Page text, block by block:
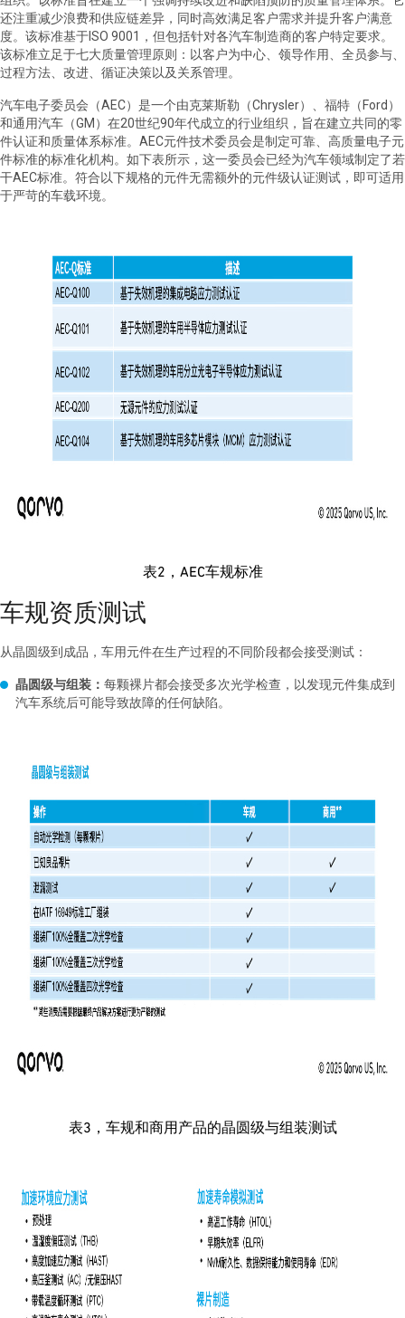
还注重减少浪费和供应链差异，同时高效满足客户需求并提升客户满意
度。该标准基于ISO 9001，但包括针对各汽车制造商的客户特定要求。
该标准立足于七大质量管理原则：以客户为中心、领导作用、全员参与、
过程方法、改进、循证决策以及关系管理。
汽车电子委员会（AEC）是一个由克莱斯勒（Chrysler）、福特（Ford）
和通用汽车（GM）在20世纪90年代成立的行业组织，旨在建立共同的零
件认证和质量体系标准。AEC元件技术委员会是制定可靠、高质量电子元
件标准的标准化机构。如下表所示，这一委员会已经为汽车领域制定了若
干AEC标准。符合以下规格的元件无需额外的元件级认证测试，即可适用
于严苛的车载环境。
表2，AEC车规标准
车规资质测试
从晶圆级到成品，车用元件在生产过程的不同阶段都会接受测试：
晶圆级与组装： 每颗裸片都会接受多次光学检查，以发现元件集成到
汽车系统后可能导致故障的任何缺陷。
表3，车规和商用产品的晶圆级与组装测试